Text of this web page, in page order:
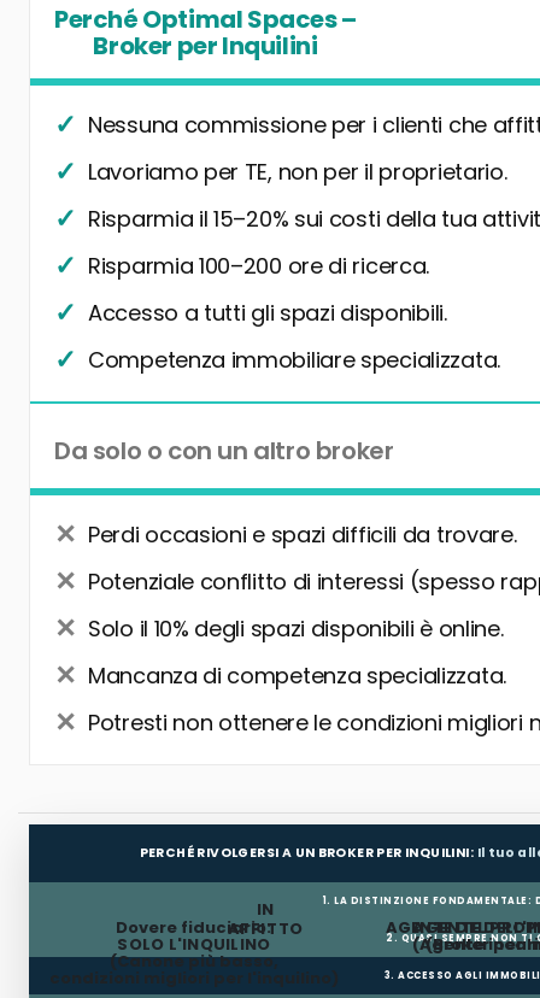
Perché Optimal Spaces –
Broker per Inquilini
Nessuna commissione per i clienti che
Lavoriamo per TE, non per il proprietario.
Risparmia il 15–20% sui costi della tua
Risparmia 100–200 ore di ricerca.
Accesso a tutti gli spazi disponibili.
Competenza immobiliare specializzata.
Da solo o con un altro broker
Perdi occasioni e spazi difficili da trovare.
Potenziale conflitto di interessi (spesso
Solo il 10% degli spazi disponibili è online.
Mancanza di competenza specializzata.
Potresti non ottenere le condizioni migliori
PERCHÉ RIVOLGERSI A UN BROKER PER INQUILINI: Il tuo
1. LA DISTINZIONE FONDAMENTALE:
AGENTE DEL
(Agente
IN
AFFITTO
AGENTE
(Broker per
Dovere fiduciario:
SOLO L'INQUILINO
(Canone più basso,
condizioni migliori per l'inquilino)
2. QUASI SEMPRE NON TI
3. ACCESSO AGLI